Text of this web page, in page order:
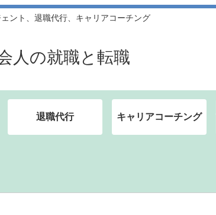
ント、退職代行、キャリアコーチング
人の就職と転職
退職代行 キャリアコーチング